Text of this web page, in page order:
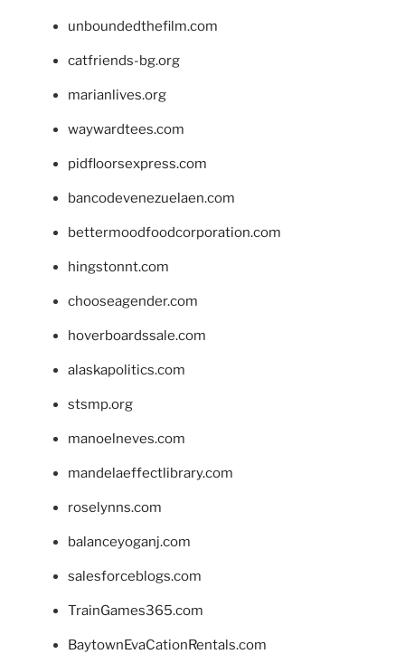
unboundedthefilm.com
catfriends-bg.org
marianlives.org
waywardtees.com
pidfloorsexpress.com
bancodevenezuelaen.com
bettermoodfoodcorporation.com
hingstonnt.com
chooseagender.com
hoverboardssale.com
alaskapolitics.com
stsmp.org
manoelneves.com
mandelaeffectlibrary.com
roselynns.com
balanceyoganj.com
salesforceblogs.com
TrainGames365.com
BaytownEvaCationRentals.com